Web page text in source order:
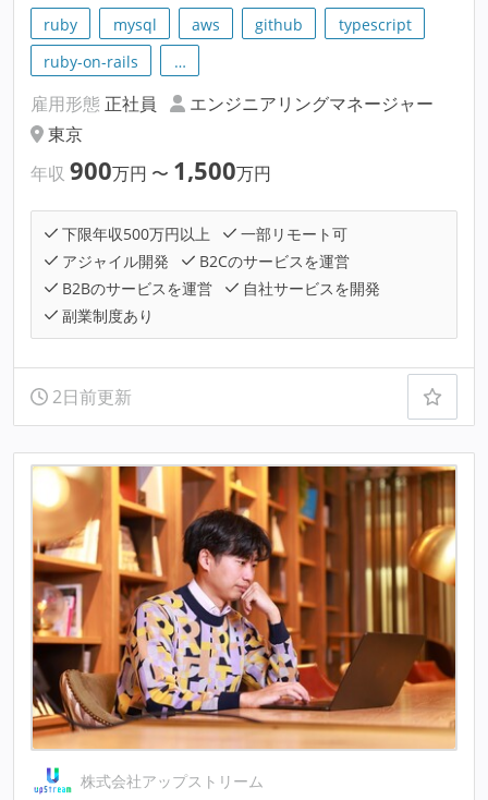
ruby mysql aws github
typescript
ruby-on-rails
…
雇用形態 正社員
エンジニアリングマネージャー
東京
年収 900万円 〜 1,500万円
下限年収500万円以上
一部リモート可
アジャイル開発
B2Cのサービスを運営
B2Bのサービスを運営
自社サービスを開発
副業制度あり
2日前更新
株式会社アップストリーム